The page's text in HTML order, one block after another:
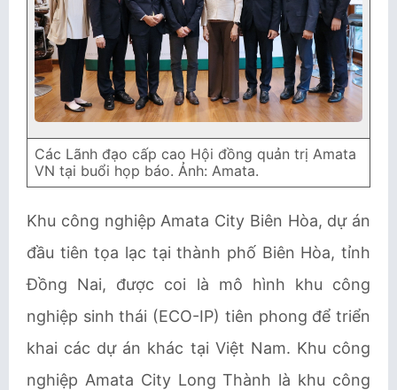
Các Lãnh đạo cấp cao Hội đồng quản trị Amata
VN tại buổi họp báo. Ảnh: Amata.
Khu công nghiệp Amata City Biên Hòa, dự án
đầu tiên tọa lạc tại thành phố Biên Hòa, tỉnh
Đồng Nai, được coi là mô hình khu công
nghiệp sinh thái (ECO-IP) tiên phong để triển
khai các dự án khác tại Việt Nam. Khu công
nghiệp Amata City Long Thành là khu công